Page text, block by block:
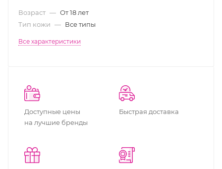
Возраст — От 18 лет
Тип кожи — Все типы
Все характеристики
Доступные цены
на лучшие бренды
Быстрая доставка